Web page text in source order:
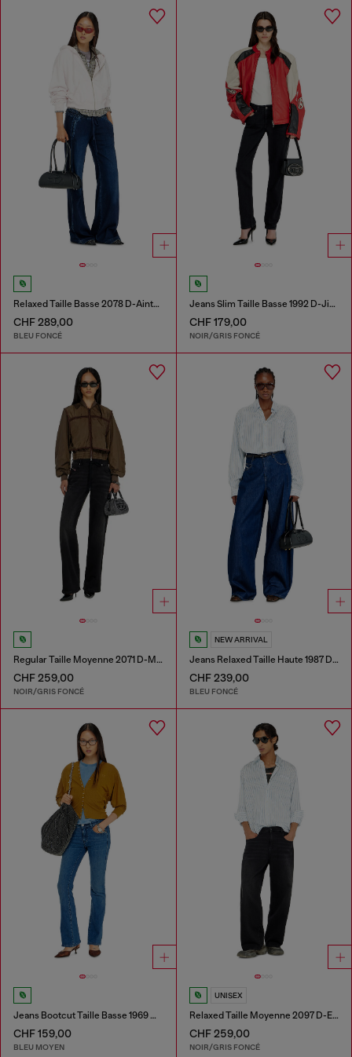
Relaxed Taille Basse 2078 D-Ainty Joggjeans®
CHF 289,00
BLEU FONCÉ
Jeans Slim Taille Basse 1992 D-Jiann
CHF 179,00
NOIR/GRIS FONCÉ
Regular Taille Moyenne 2071 D-Meel Joggjeans®
CHF 259,00
NOIR/GRIS FONCÉ
NEW ARRIVAL
Jeans Relaxed Taille Haute 1987 D-Khelz
CHF 239,00
BLEU FONCÉ
Jeans Bootcut Taille Basse 1969 D-Ebbey
CHF 159,00
BLEU MOYEN
UNISEX
Relaxed Taille Moyenne 2097 D-Enim-M Joggjeans®
CHF 259,00
NOIR/GRIS FONCÉ